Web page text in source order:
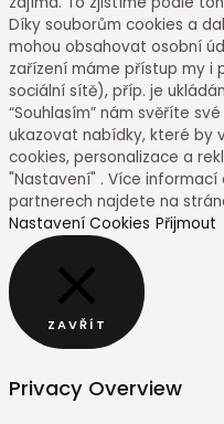
Díky souborům cookies a
mohou obsahovat osobní
zařízení máme přístup my i
sociální sítě), příp. je
“Souhlasím” nám svěříte
ukazovat nabídky, které by
cookies, personalizace a
"Nastavení" . Více
partnerech najdete na
Nastavení Cookies Přijmout
ZAVŘÍT
Privacy Overview